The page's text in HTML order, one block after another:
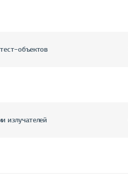
излучателей